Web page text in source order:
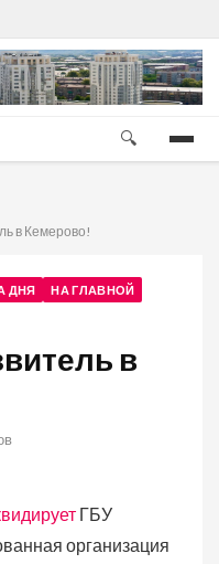
🔍
в Кемерово!
ДНЯ
НА ГЛАВНОЙ
в
ГБУ
организация